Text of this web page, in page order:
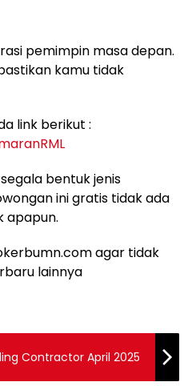
pemimpin masa depan.
kamu tidak
link berikut :
bentuk jenis
ini gratis tidak ada
apapun.
agar tidak
lainnya
Contractor April 2025